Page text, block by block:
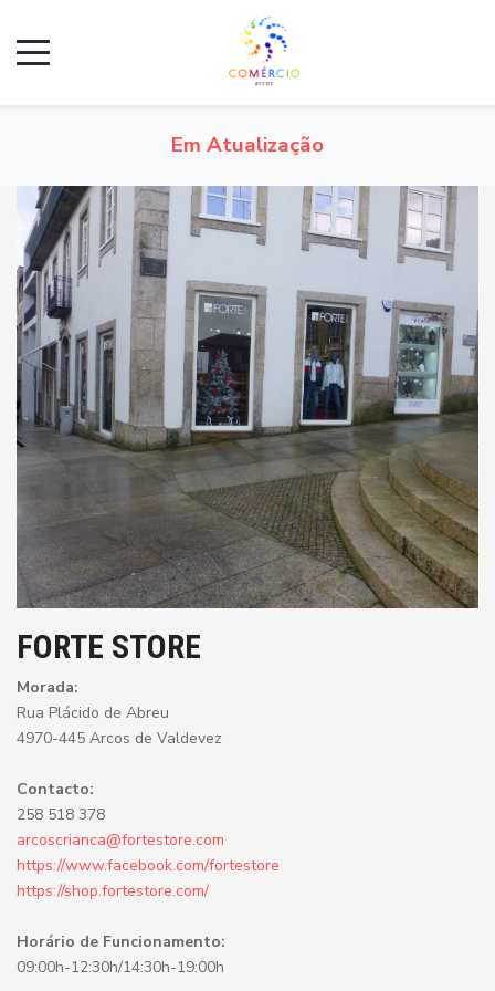
Em Atualização
FORTE STORE
Morada:
Rua Plácido de Abreu
4970-445 Arcos de Valdevez
Contacto:
258 518 378
arcoscrianca@fortestore.com
https://www.facebook.com/fortestore
https://shop.fortestore.com/
Horário de Funcionamento:
09:00h-12:30h/14:30h-19:00h